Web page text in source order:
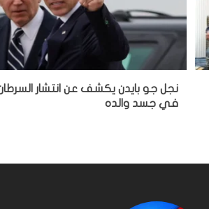
نجل جو بايدن يكشف عن انتشار
في جسد والده